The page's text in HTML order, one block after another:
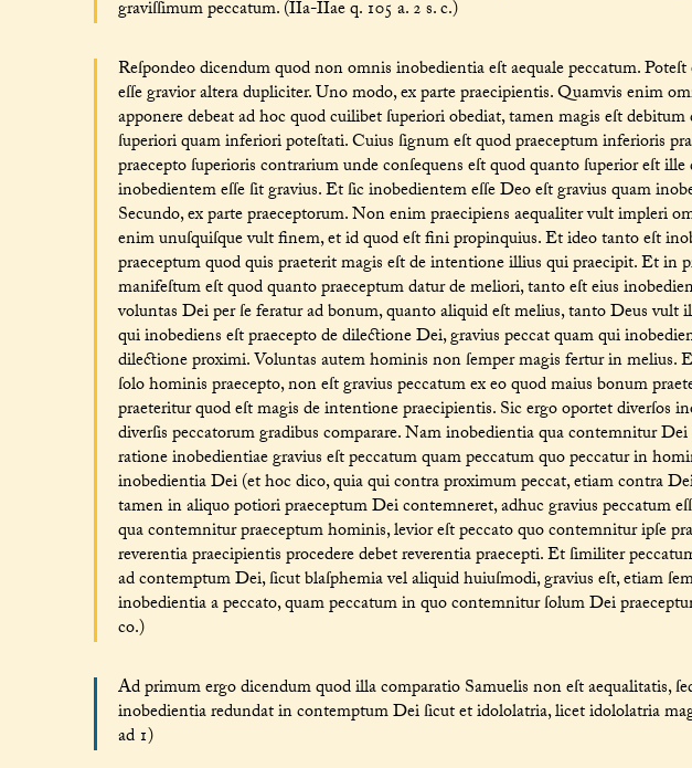
graviſſimum peccatum. (IIa-IIae q. 105 a. 2 s. c.)
Reſpondeo dicendum quod non omnis inobedientia eſt aequale peccatum.
eſſe gravior altera dupliciter. Uno modo, ex parte praecipientis. Quamvis enim
apponere debeat ad hoc quod cuilibet ſuperiori obediat, tamen magis eſt
ſuperiori quam inferiori poteſtati. Cuius ſignum eſt quod praeceptum inferioris
praecepto ſuperioris contrarium unde conſequens eſt quod quanto ſuperior eſt
inobedientem eſſe ſit gravius. Et ſic inobedientem eſſe Deo eſt gravius quam
Secundo, ex parte praeceptorum. Non enim praecipiens aequaliter vult impleri
enim unuſquiſque vult finem, et id quod eſt fini propinquius. Et ideo tanto eſt
praeceptum quod quis praeterit magis eſt de intentione illius qui praecipit. Et in
manifeſtum eſt quod quanto praeceptum datur de meliori, tanto eſt eius
voluntas Dei per ſe feratur ad bonum, quanto aliquid eſt melius, tanto Deus
qui inobediens eſt praecepto de dilectione Dei, gravius peccat quam qui
dilectione proximi. Voluntas autem hominis non ſemper magis fertur in melius.
ſolo hominis praecepto, non eſt gravius peccatum ex eo quod maius bonum
praeteritur quod eſt magis de intentione praecipientis. Sic ergo oportet diverſos
diverſis peccatorum gradibus comparare. Nam inobedientia qua contemnitur Dei
ratione inobedientiae gravius eſt peccatum quam peccatum quo peccatur in
inobedientia Dei (et hoc dico, quia qui contra proximum peccat, etiam contra
tamen in aliquo potiori praeceptum Dei contemneret, adhuc gravius peccatum
qua contemnitur praeceptum hominis, levior eſt peccato quo contemnitur ipſe
reverentia praecipientis procedere debet reverentia praecepti. Et ſimiliter
ad contemptum Dei, ſicut blaſphemia vel aliquid huiuſmodi, gravius eſt, etiam
inobedientia a peccato, quam peccatum in quo contemnitur ſolum Dei
co.)
Ad primum ergo dicendum quod illa comparatio Samuelis non eſt aequalitatis,
inobedientia redundat in contemptum Dei ſicut et idololatria, licet idololatria
ad 1)